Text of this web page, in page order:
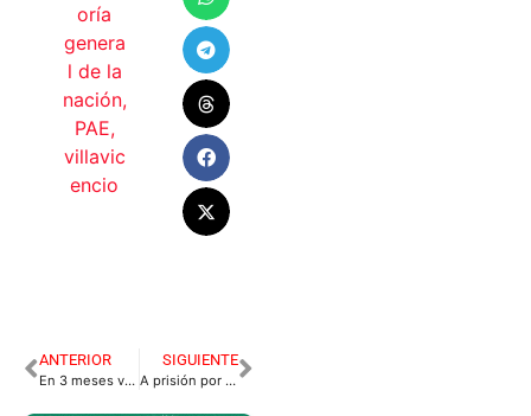
oría
genera
l de la
nación,
PAE,
villavic
encio
ANTERIOR
En 3 meses volverá el alumbrado público al Municipio
SIGUIENTE
A prisión por extorsionar comerciantes en Granada.